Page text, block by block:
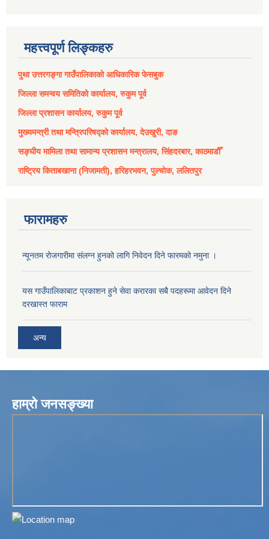
महत्त्वपूर्ण लिङ्कहरु
पुथा उत्तरगङ्गा गाउँपालिकाको आधिकारिक फेसबुक
जिल्ला समन्वय समितिको कार्यालय, रुकुम पूर्व
जिल्ला प्रशासन कार्यालय, रुकुम पूर्व
मुख्यमन्त्री तथा मन्त्रिपरिषद्को कार्यालय, देउखुरी, दाङ
सङ्घीय मामिला तथा सामान्य प्रशासन मन्त्रालय, सिंहदरबार, काठमाडौँ
राष्ट्रिय किताबखाना (निजामती), हरिहरभवन, पुल्चोक, ललितपुर
फारामहरु
न्यूनतम रोजगारीमा संलग्न हुनको लागि निवेदन दिने फारमको नमुना ।
यस गाउँपालिकाबाट प्रकाशन हुने सेवा करारका सबै पदहरूमा आवेदन दिने
दरखास्त फाराम
अन्य
हाम्रो जनसङ्ख्या